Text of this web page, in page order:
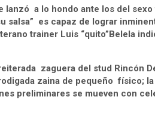
lanzó a lo hondo ante los del
salsa” es capaz de lograr
trainer Luis “quito”Belela
zaguera del stud Rincón
zaina de pequeño físico;
preliminares se mueven con